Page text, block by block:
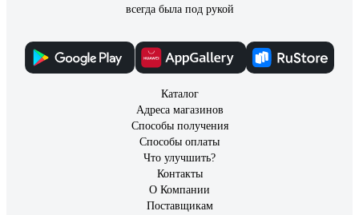
всегда была под рукой
Каталог
Адреса магазинов
Способы получения
Способы оплаты
Что улучшить?
Контакты
О Компании
Поставщикам